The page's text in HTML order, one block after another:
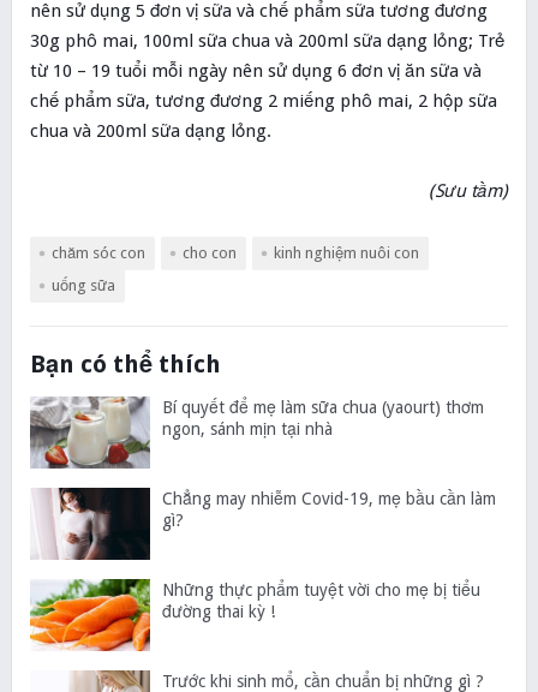
nên sử dụng 5 đơn vị sữa và chế phẩm sữa tương đương
30g phô mai, 100ml sữa chua và 200ml sữa dạng lỏng; Trẻ
từ 10 – 19 tuổi mỗi ngày nên sử dụng 6 đơn vị ăn sữa và
chế phẩm sữa, tương đương 2 miếng phô mai, 2 hộp sữa
chua và 200ml sữa dạng lỏng.
(Sưu tầm)
chăm sóc con cho con
kinh nghiệm nuôi con
uống sữa
Bạn có thể thích
Bí quyết để mẹ làm sữa chua (yaourt) thơm
ngon, sánh mịn tại nhà
Chẳng may nhiễm Covid-19, mẹ bầu cần làm
gì?
Những thực phẩm tuyệt vời cho mẹ bị tiểu
đường thai kỳ !
Trước khi sinh mổ, cần chuẩn bị những gì ?